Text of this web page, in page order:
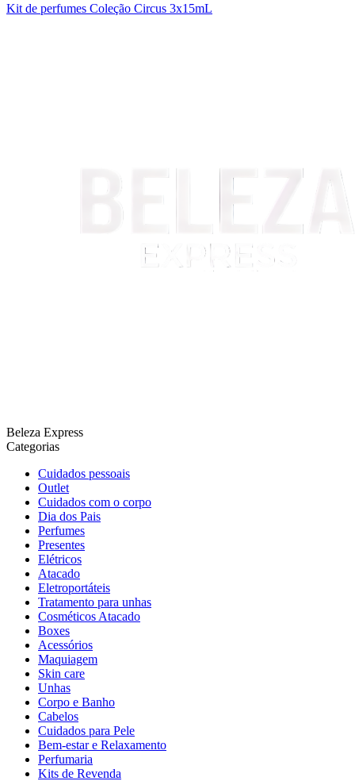
Kit de perfumes Coleção Circus 3x15mL
Beleza Express
Categorias
Cuidados pessoais
Outlet
Cuidados com o corpo
Dia dos Pais
Perfumes
Presentes
Elétricos
Atacado
Eletroportáteis
Tratamento para unhas
Cosméticos Atacado
Boxes
Acessórios
Maquiagem
Skin care
Unhas
Corpo e Banho
Cabelos
Cuidados para Pele
Bem-estar e Relaxamento
Perfumaria
Kits de Revenda